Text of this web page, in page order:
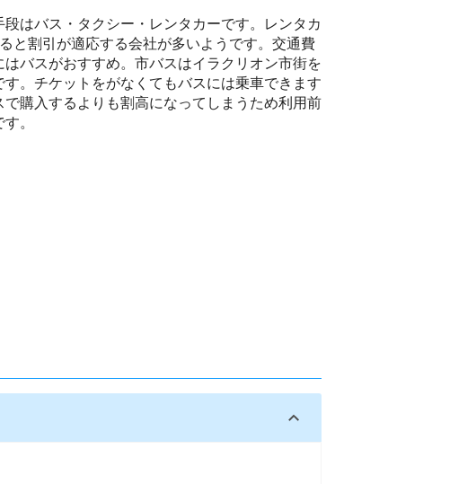
はバス・タクシー・レンタカーです。レンタカ
と割引が適応する会社が多いようです。交通費
はバスがおすすめ。市バスはイラクリオン市街を
。チケットをがなくてもバスには乗車できます
で購入するよりも割高になってしまうため利用前
。